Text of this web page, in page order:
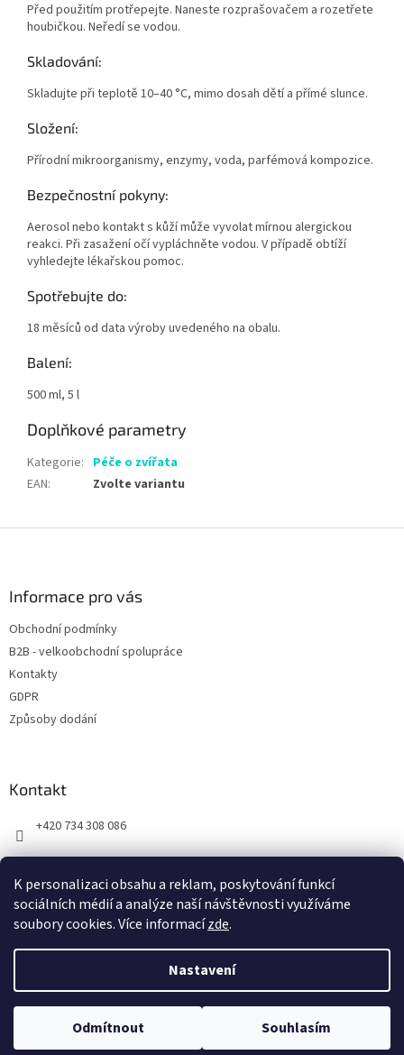
K personalizaci obsahu a reklam, poskytování funkcí
sociálních médií a analýze naší návštěvnosti využíváme
soubory cookies. Více informacízde.
Nastavení
Odmítnout Souhlasím
Před použitím protřepejte. Naneste rozprašovačem a rozetřete
houbičkou. Neředí se vodou.
Skladování:
Skladujte při teplotě 10–40 °C, mimo dosah dětí a přímé slunce.
Složení:
Přírodní mikroorganismy, enzymy, voda, parfémová kompozice.
Bezpečnostní pokyny:
Aerosol nebo kontakt s kůží může vyvolat mírnou alergickou
reakci. Při zasažení očí vypláchněte vodou. V případě obtíží
vyhledejte lékařskou pomoc.
Spotřebujte do:
18 měsíců od data výroby uvedeného na obalu.
Balení:
500 ml, 5 l
Doplňkové parametry
Kategorie: Péče o zvířata
EAN: Zvolte variantu
Informace pro vás
Obchodní podmínky
B2B - velkoobchodní spolupráce
Kontakty
GDPR
Způsoby dodání
Kontakt
+420 734 308 086
Copyright 2026Obchod BIOCLEAN. Všechna práva vyhrazena.
Upravit nastavení cookies